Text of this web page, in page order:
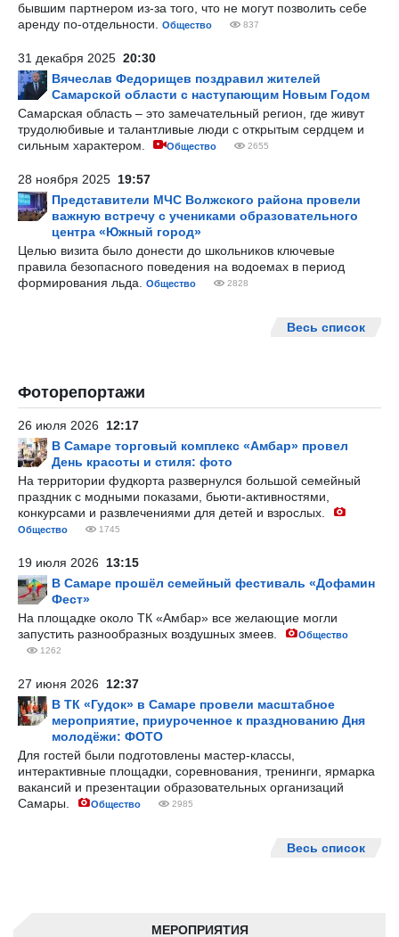
МЕРОПРИЯТИЯ
бывшим партнером из-за того, что не могут позволить себе
аренду по-отдельности.
Общество 837
31 декабря 2025 20:30
Вячеслав Федорищев поздравил жителей
Самарской области с наступающим Новым Годом
Самарская область – это замечательный регион, где живут
трудолюбивые и талантливые люди с открытым сердцем и
сильным характером.
Общество 2655
28 ноября 2025 19:57
Представители МЧС Волжского района провели
важную встречу с учениками образовательного
центра «Южный город»
Целью визита было донести до школьников ключевые
правила безопасного поведения на водоемах в период
формирования льда.
Общество 2828
Весь список
Фоторепортажи
26 июля 2026 12:17
В Самаре торговый комплекс «Амбар» провел
День красоты и стиля: фото
На территории фудкорта развернулся большой семейный
праздник с модными показами, бьюти-активностями,
конкурсами и развлечениями для детей и взрослых.
Общество 1745
19 июля 2026 13:15
В Самаре прошёл семейный фестиваль «Дофамин
Фест»
На площадке около ТК «Амбар» все желающие могли
запустить разнообразных воздушных змеев.
Общество
1262
27 июня 2026 12:37
В ТК «Гудок» в Самаре провели масштабное
мероприятие, приуроченное к празднованию Дня
молодёжи: ФОТО
Для гостей были подготовлены мастер-классы,
интерактивные площадки, соревнования, тренинги, ярмарка
вакансий и презентации образовательных организаций
Самары.
Общество 2985
Весь список